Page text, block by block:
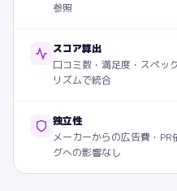
参照
スコア算出
口コミ数・満足度・スペッ
リズムで統合
独立性
メーカーからの広告費・
グへの影響なし